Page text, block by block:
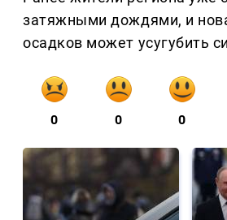
затяжными дождями, и
осадков может усугубить
0 0 0